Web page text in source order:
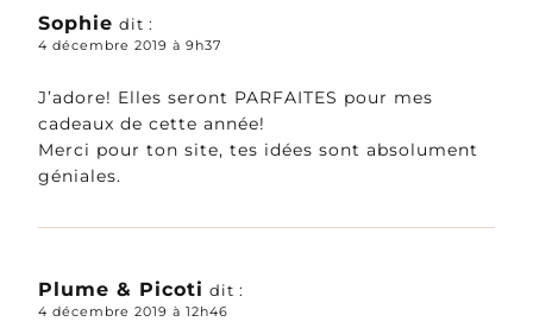
Sophie dit :
4 décembre 2019 à 9h37
J’adore! Elles seront PARFAITES pour mes
cadeaux de cette année!
Merci pour ton site, tes idées sont absolument
géniales.
Plume & Picoti dit :
4 décembre 2019 à 12h46